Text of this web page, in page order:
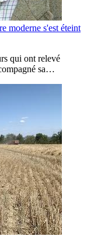
moderne s'est éteint
qui ont relevé
sa…